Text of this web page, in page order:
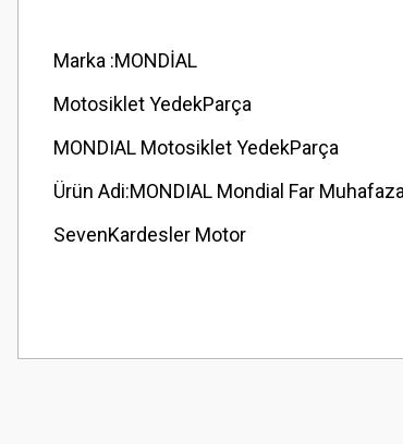
Marka :MONDİAL
Motosiklet YedekParça
MONDIAL Motosiklet YedekParça
Ürün Adi:MONDIAL Mondial Far
SevenKardesler Motor
Görüş ve önerileriniz için teşekkür ederiz.